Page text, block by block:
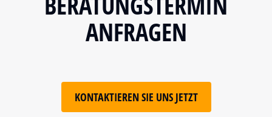
ANFRAGEN
KONTAKTIEREN SIE UNS JETZT